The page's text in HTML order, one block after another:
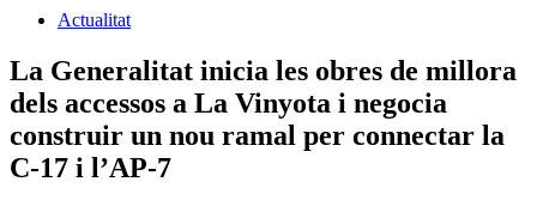
Actualitat
La Generalitat inicia les obres de millora
dels accessos a La Vinyota i negocia
construir un nou ramal per connectar la
C-17 i l’AP-7